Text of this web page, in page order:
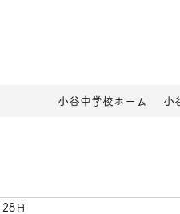
小谷中学校ホーム 小
28日